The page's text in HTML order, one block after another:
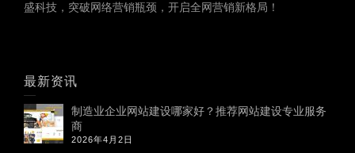
盛科技，突破网络营销瓶颈，开启全网营销新格局！
最新资讯
制造业企业网站建设哪家好？推荐网站建设专业服务
商
2026年4月2日